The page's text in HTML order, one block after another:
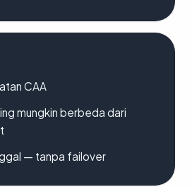
CAA
mungkin berbeda dari
— tanpa failover